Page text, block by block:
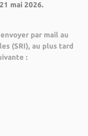
mai 2026.
par mail au
(SRI), au plus tard
: